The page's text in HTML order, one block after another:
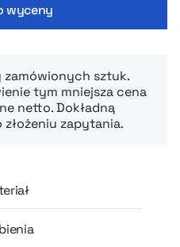
marki.
wyceny
zamówionych sztuk.
tym mniejsza cena
netto. Dokładną
zapytania.